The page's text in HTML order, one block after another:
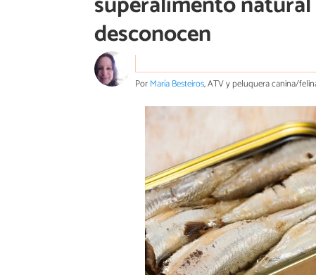
desconocen
PorMaría Besteiros, ATV y peluquera canina/